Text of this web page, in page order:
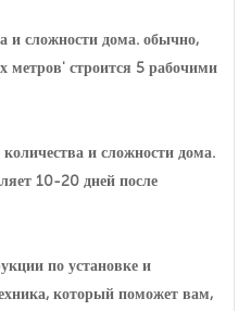
и сложности дома. обычно,
строится 5 рабочими
и сложности дома.
10-20 дней после
по установке и
который поможет вам,